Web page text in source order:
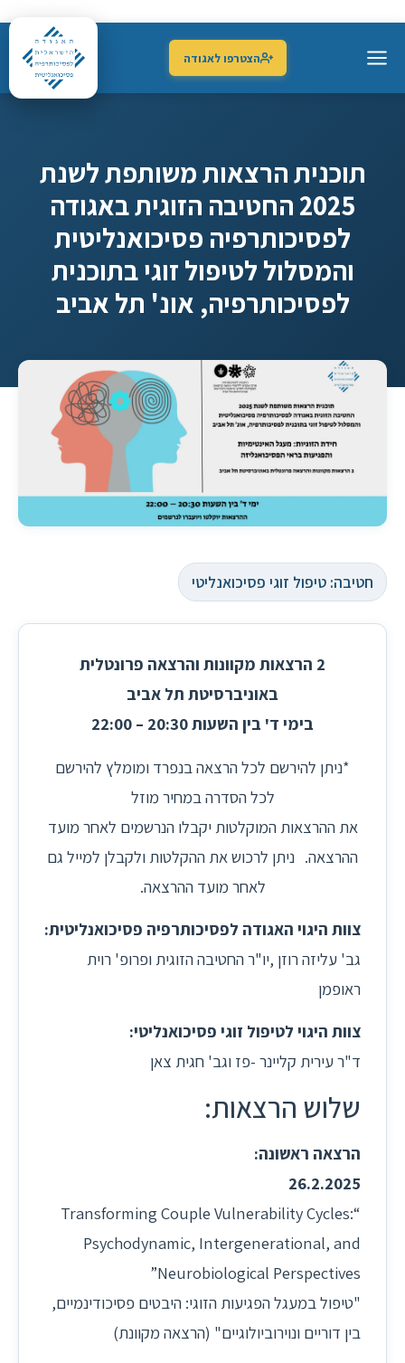
הצטרפו לאגודה
תוכנית הרצאות משותפת לשנת
2025 החטיבה הזוגית באגודה
לפסיכותרפיה פסיכואנליטית
והמסלול לטיפול זוגי בתוכנית
לפסיכותרפיה, אונ' תל אביב
חטיבה: טיפול זוגי פסיכואנליטי
2 הרצאות מקוונות והרצאה פרונטלית
באוניברסיטת תל אביב
בימי ד' בין השעות 20:30 – 22:00
*ניתן להירשם לכל הרצאה בנפרד ומומלץ להירשם
לכל הסדרה במחיר מוזל
את ההרצאות המוקלטות יקבלו הנרשמים לאחר מועד
ההרצאה. ניתן לרכוש את ההקלטות ולקבלן למייל גם
לאחר מועד ההרצאה.
צוות היגוי האגודה לפסיכותרפיה פסיכואנליטית:
גב' עליזה רוזן ,יו"ר החטיבה הזוגית ופרופ' רוית
ראופמן
צוות היגוי לטיפול זוגי פסיכואנליטי:
ד"ר עירית קליינר -פז וגב' חגית צאן
שלוש הרצאות:
הרצאה ראשונה:
26.2.2025
“Transforming Couple Vulnerability Cycles:
Psychodynamic, Intergenerational, and
Neurobiological Perspectives”
"טיפול במעגל הפגיעות הזוגי: היבטים פסיכודינמיים,
בין דוריים ונוירוביולוגיים" (הרצאה מקוונת)